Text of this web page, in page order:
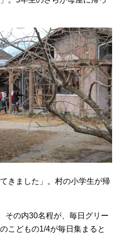
きました」。村の小学生が帰
その内30名程が、毎日グリー
こどもの1/4が毎日集まると